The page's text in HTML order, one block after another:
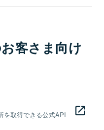
客さま向け
を取得できる公式API